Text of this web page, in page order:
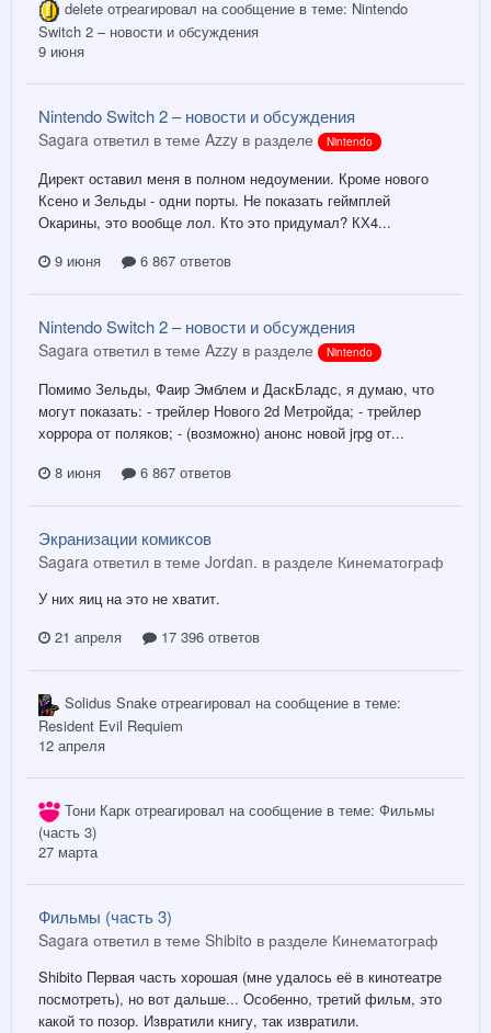
delete отреагировал на сообщение в теме: Nintendo
Switch 2 – новости и обсуждения
9 июня
Nintendo Switch 2 – новости и обсуждения
Sagara ответил в теме Azzy в разделе Nintendo
Директ оставил меня в полном недоумении. Кроме нового
Ксено и Зельды - одни порты. Не показать геймплей
Окарины, это вообще лол. Кто это придумал? КХ4...
9 июня
6 867 ответов
Nintendo Switch 2 – новости и обсуждения
Sagara ответил в теме Azzy в разделе Nintendo
Помимо Зельды, Фаир Эмблем и ДаскБладс, я думаю, что
могут показать: - трейлер Нового 2d Метройда; - трейлер
хоррора от поляков; - (возможно) анонс новой jrpg от...
8 июня
6 867 ответов
Экранизации комиксов
Sagara ответил в теме Jordan. в разделе Кинематограф
У них яиц на это не хватит.
21 апреля
17 396 ответов
Solidus Snake отреагировал на сообщение в теме:
Resident Evil Requiem
12 апреля
Тони Карк отреагировал на сообщение в теме: Фильмы
(часть 3)
27 марта
Фильмы (часть 3)
Sagara ответил в теме Shibito в разделе Кинематограф
Shibito Первая часть хорошая (мне удалось её в кинотеатре
посмотреть), но вот дальше... Особенно, третий фильм, это
какой то позор. Извратили книгу, так извратили.